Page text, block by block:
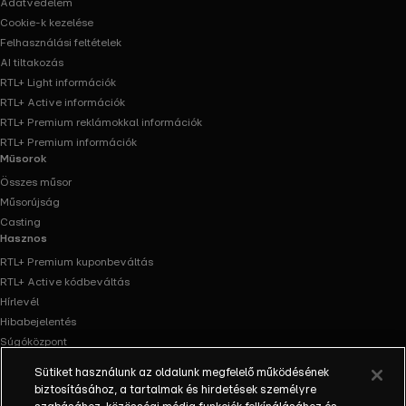
Adatvédelem
Cookie-k kezelése
Felhasználási feltételek
AI tiltakozás
RTL+ Light információk
RTL+ Active információk
RTL+ Premium reklámokkal információk
RTL+ Premium információk
Műsorok
Összes műsor
Műsorújság
Casting
Hasznos
RTL+ Premium kuponbeváltás
RTL+ Active kódbeváltás
Hírlevél
Hibabejelentés
Súgóközpont
FacebookInstagram
Sütiket használunk az oldalunk megfelelő működésének
biztosításához, a tartalmak és hirdetések személyre